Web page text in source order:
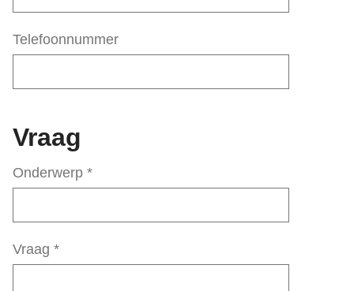
Telefoonnummer
Vraag
Onderwerp *
Vraag *